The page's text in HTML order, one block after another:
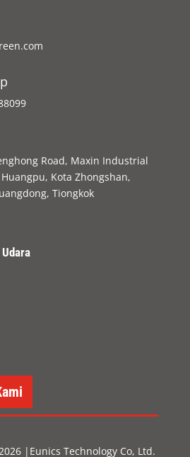
Road, Maxin Industrial
Kota Zhongshan,
Tiongkok
|Eunics Technology Co, Ltd.